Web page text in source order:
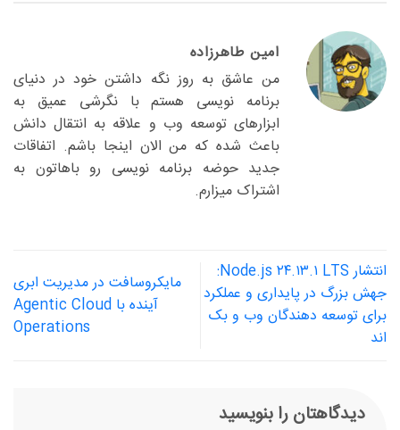
امین طاهرزاده
من عاشق به روز نگه داشتن خود در دنیای
برنامه نویسی هستم با نگرشی عمیق به
ابزارهای توسعه وب و علاقه به انتقال دانش
باعث شده که من الان اینجا باشم. اتفاقات
جدید حوضه برنامه نویسی رو باهاتون به
اشتراک میزارم.
انتشار Node.js ۲۴.۱۳.۱ LTS:
جهش بزرگ در پایداری و عملکرد
برای توسعه دهندگان وب و بک
اند
مایکروسافت در مدیریت ابری
آینده با Agentic Cloud
Operations
دیدگاهتان را بنویسید